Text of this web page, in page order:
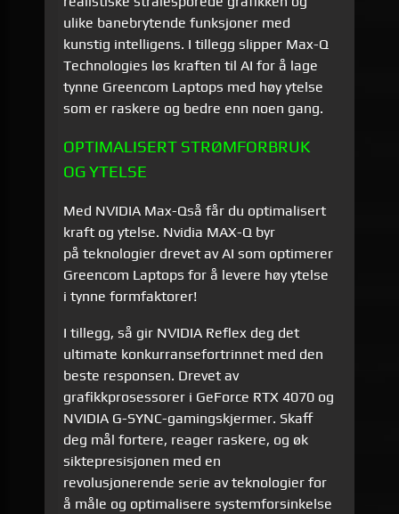
ulike banebrytende funksjoner med
kunstig intelligens. I tillegg slipper Max-Q
Technologies løs kraften til AI for å lage
tynne Greencom Laptops med høy ytelse
som er raskere og bedre enn noen gang.
OPTIMALISERT STRØMFORBRUK
OG YTELSE
Med NVIDIA Max-Qså får du optimalisert
kraft og ytelse. Nvidia MAX-Q byr
på teknologier drevet av AI som optimerer
Greencom Laptops for å levere høy ytelse
i tynne formfaktorer!
I tillegg, så gir NVIDIA Reflex deg det
ultimate konkurransefortrinnet med den
beste responsen. Drevet av
grafikkprosessorer i GeForce RTX 4070 og
NVIDIA G-SYNC-gamingskjermer. Skaff
deg mål fortere, reager raskere, og øk
siktepresisjonen med en
revolusjonerende serie av teknologier for
å måle og optimalisere systemforsinkelse